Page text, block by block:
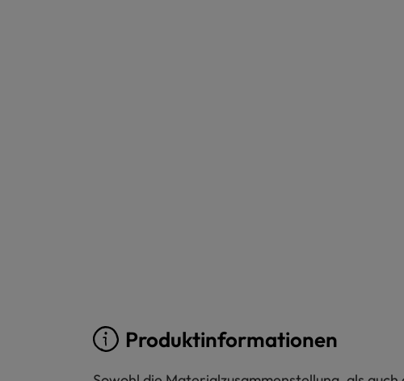
Produktinformationen